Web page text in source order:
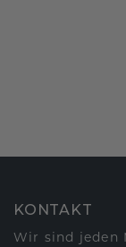
KONTAKT
Wir sind jeden